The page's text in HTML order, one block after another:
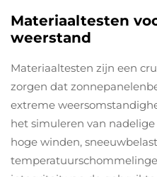
Materiaaltesten
weerstand
Materiaaltesten zijn een
zorgen dat
extreme
het simuleren van
hoge winden,